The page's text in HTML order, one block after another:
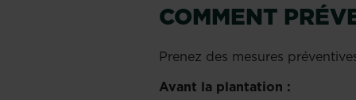
COMMENT
Prenez des mesures
Avant la plantation :